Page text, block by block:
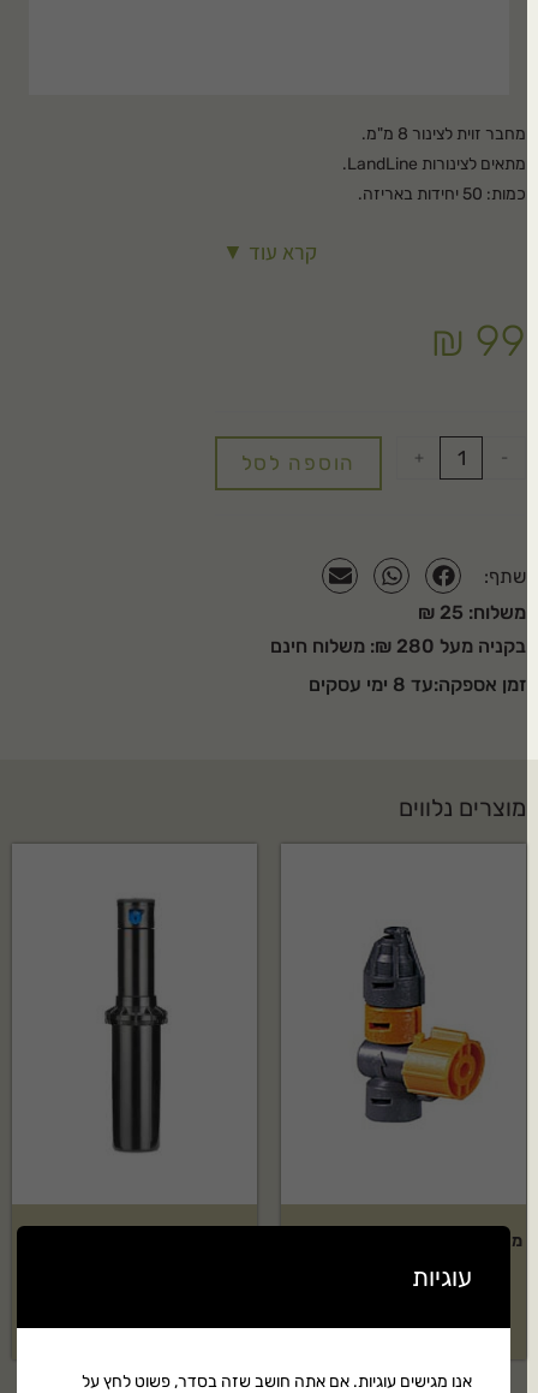
מחבר זוית לצינור 8 מ"מ.
מתאים לצינורות LandLine.
כמות: 50 יחידות באריזה.
קרא עוד ▼
₪ 99
הוספה לסל
שתף:
משלוח: 25 ₪
בקניה מעל 280 ₪: משלוח חינם
זמן אספקה:עד 8 ימי עסקים
מוצרים נלווים
יחידות
₪48
₪59
עוגיות
אנו מגישים עוגיות. אם אתה חושב שזה בסדר, פשוט לחץ על